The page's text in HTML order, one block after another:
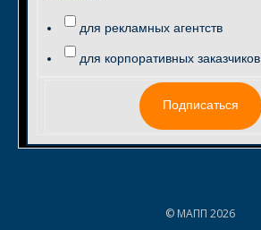
для рекламных агентств
для корпоративных заказчиков
Подписаться
© МАПП 2026